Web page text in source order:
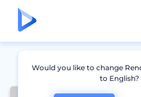
Would you like to change
to English?